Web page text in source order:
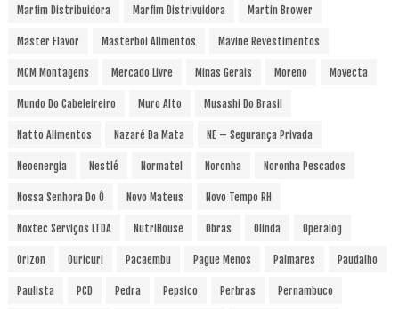
Marfim Distribuidora Marfim Distrivuidora Martin Brower
Master Flavor Masterboi Alimentos Mavine Revestimentos
MCM Montagens Mercado Livre Minas Gerais Moreno Movecta
Mundo Do Cabeleireiro Muro Alto Musashi Do Brasil
Natto Alimentos Nazaré Da Mata NE – Segurança Privada
Neoenergia Nestlé Normatel Noronha Noronha Pescados
Nossa Senhora Do Ô Novo Mateus Novo Tempo RH
Noxtec Serviços LTDA NutriHouse Obras Olinda Operalog
Orizon Ouricuri Pacaembu Pague Menos Palmares Paudalho
Paulista PCD Pedra Pepsico Perbras Pernambuco